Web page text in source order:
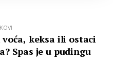
voća, keksa ili ostaci
Spas je u pudingu